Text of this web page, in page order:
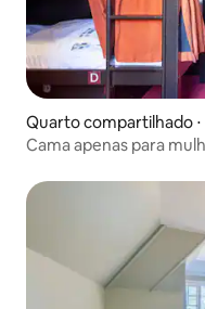
Quarto compartilhado
Cama apenas para